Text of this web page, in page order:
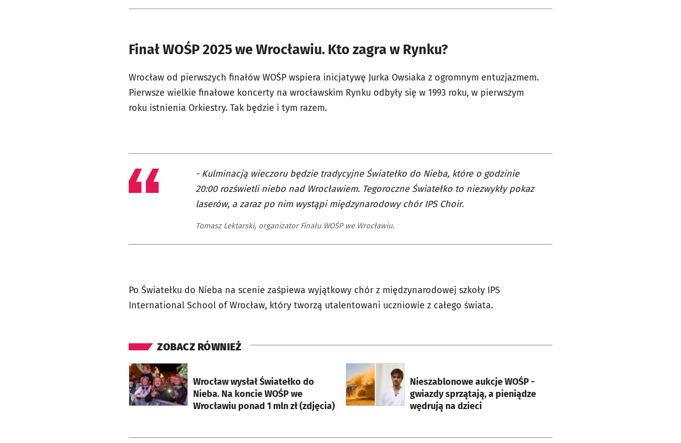
Finał WOŚP 2025 we Wrocławiu. Kto zagra w Rynku?
Wrocław od pierwszych finałów WOŚP wspiera inicjatywę Jurka Owsiaka z ogromnym entuzjazmem.
Pierwsze wielkie finałowe koncerty na wrocławskim Rynku odbyły się w 1993 roku, w pierwszym
roku istnienia Orkiestry. Tak będzie i tym razem.
- Kulminacją wieczoru będzie tradycyjne Światełko do Nieba, które o godzinie
20:00 rozświetli niebo nad Wrocławiem. Tegoroczne Światełko to niezwykły pokaz
laserów, a zaraz po nim wystąpi międzynarodowy chór IPS Choir.
Tomasz Lektarski, organizator Finału WOŚP we Wrocławiu.
Po Światełku do Nieba na scenie zaśpiewa wyjątkowy chór z międzynarodowej szkoły IPS
International School of Wrocław, który tworzą utalentowani uczniowie z całego świata.
ZOBACZ RÓWNIEŻ
Wrocław wysłał Światełko do
Nieba. Na koncie WOŚP we
Wrocławiu ponad 1 mln zł (zdjęcia)
otworzy się w nowej karcie
Nieszablonowe aukcje WOŚP -
gwiazdy sprzątają, a pieniądze
wędrują na dzieci
otworzy się w nowej karcie